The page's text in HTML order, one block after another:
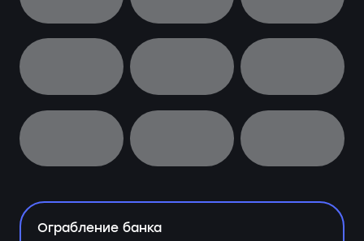
Ограбление банка